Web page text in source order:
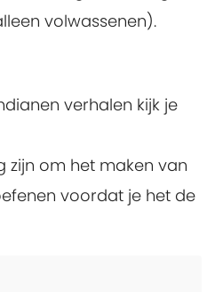
volwassenen).
verhalen kijk je
zijn om het maken van
voordat je het de